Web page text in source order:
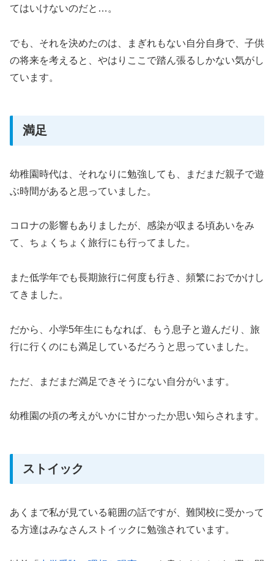
てはいけないのだと…。
でも、それを決めたのは、まぎれもない自分自身で、子供
の将来を考えると、やはりここで踏ん張るしかない気がし
ています。
満足
幼稚園時代は、それなりに勉強しても、まだまだ親子で遊
ぶ時間があると思っていました。
コロナの影響もありましたが、感染が収まる頃あいをみ
て、ちょくちょく旅行にも行ってました。
また低学年でも長期旅行に何度も行き、頻繁におでかけし
てきました。
だから、小学5年生にもなれば、もう息子と遊んだり、旅
行に行くのにも満足しているだろうと思っていました。
ただ、まだまだ満足できそうにない自分がいます。
幼稚園の頃の考えがいかに甘かったか思い知らされます。
ストイック
あくまで私が見ている範囲の話ですが、難関校に受かって
る方達はみなさんストイックに勉強されています。